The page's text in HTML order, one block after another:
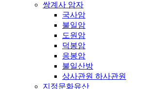
쌍계사 암자
국사암
불일암
도원암
덕봉암
응봉암
불일산방
상사관원 하사관원
지정문화유산